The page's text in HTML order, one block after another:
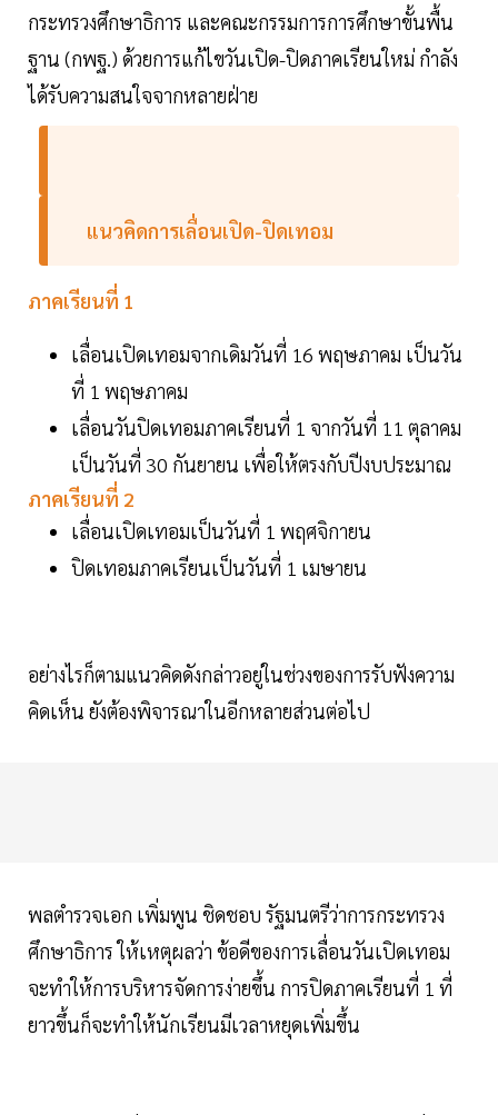
กระทรวงศึกษาธิการ และคณะกรรมการการศึกษาขั้นพื้น
ฐาน (กพฐ.) ด้วยการแก้ไขวันเปิด-ปิดภาคเรียนใหม่ กำลัง
ได้รับความสนใจจากหลายฝ่าย
แนวคิดการเลื่อนเปิด-ปิดเทอม
ภาคเรียนที่ 1
เลื่อนเปิดเทอมจากเดิมวันที่ 16 พฤษภาคม เป็นวัน
ที่ 1 พฤษภาคม
เลื่อนวันปิดเทอมภาคเรียนที่ 1 จากวันที่ 11 ตุลาคม
เป็นวันที่ 30 กันยายน เพื่อให้ตรงกับปีงบประมาณ
ภาคเรียนที่ 2
เลื่อนเปิดเทอมเป็นวันที่ 1 พฤศจิกายน
ปิดเทอมภาคเรียนเป็นวันที่ 1 เมษายน
อย่างไรก็ตามแนวคิดดังกล่าวอยู่ในช่วงของการรับฟังความ
คิดเห็น ยังต้องพิจารณาในอีกหลายส่วนต่อไป
พลตำรวจเอก เพิ่มพูน ชิดชอบ รัฐมนตรีว่าการกระทรวง
ศึกษาธิการ ให้เหตุผลว่า ข้อดีของการเลื่อนวันเปิดเทอม
จะทำให้การบริหารจัดการง่ายขึ้น การปิดภาคเรียนที่ 1 ที่
ยาวขึ้นก็จะทำให้นักเรียนมีเวลาหยุดเพิ่มขึ้น